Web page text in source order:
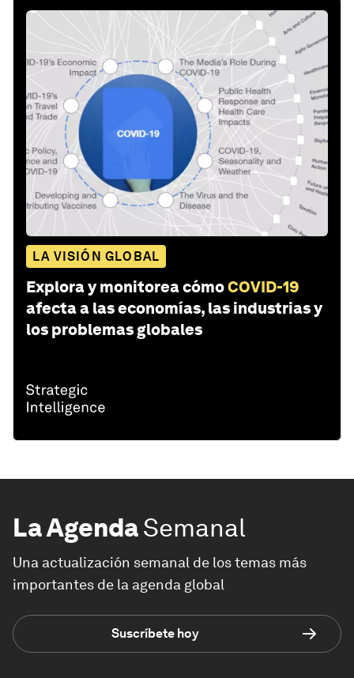
LA VISIÓN GLOBAL
Explora y monitorea cómoCOVID-19
afecta a las economías, las industrias y
los problemas globales
La AgendaSemanal
Una actualización semanal de los temas más
importantes de la agenda global
Suscríbete hoy